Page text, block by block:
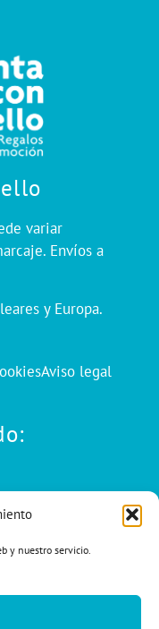
y nuestro servicio.
variar
Envíos a
y Europa.
Aviso legal